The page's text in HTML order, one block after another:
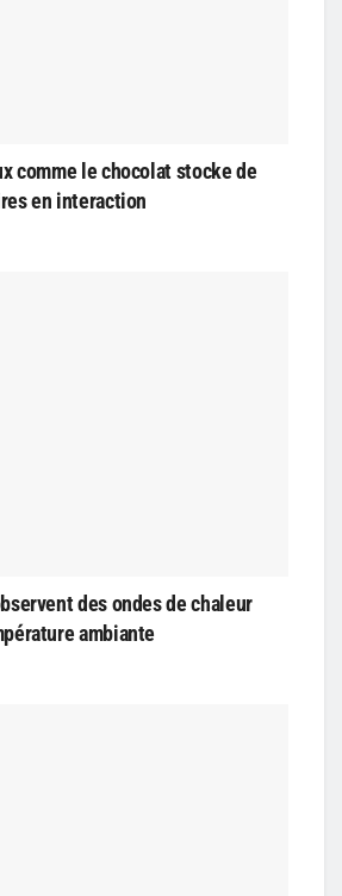
comme le chocolat stocke de
en interaction
des ondes de chaleur
ambiante